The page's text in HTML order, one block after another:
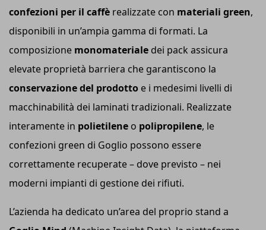
confezioni per il caffè realizzate con materiali green,
disponibili in un’ampia gamma di formati. La
composizione monomateriale dei pack assicura
elevate proprietà barriera che garantiscono la
conservazione del prodotto e i medesimi livelli di
macchinabilità dei laminati tradizionali. Realizzate
interamente in polietilene o polipropilene, le
confezioni green di Goglio possono essere
correttamente recuperate – dove previsto – nei
moderni impianti di gestione dei rifiuti.
L’azienda ha dedicato un’area del proprio stand a